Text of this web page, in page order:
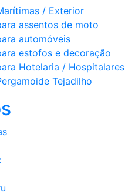
/ Exterior
assentos de moto
automóveis
estofos e decoração
Hotelaria / Hospitalares
Tejadilho